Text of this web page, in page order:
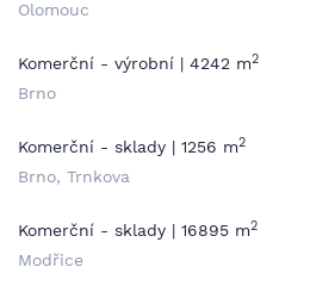
Olomouc
Komerční - výrobní | 4242 m2
Brno
Komerční - sklady | 1256 m2
Brno, Trnkova
Komerční - sklady | 16895 m2
Modřice